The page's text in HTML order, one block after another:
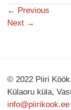
← Previous
Next →
© 2022 Piiri Köök
Külaoru küla,
info@piirikook.ee